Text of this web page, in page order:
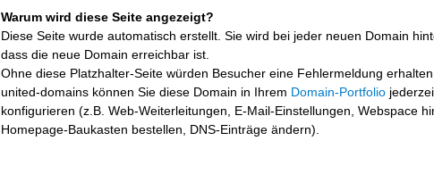
Warum wird diese Seite angezeigt?
Diese Seite wurde automatisch erstellt. Sie wird bei jeder neuen Domain
dass die neue Domain erreichbar ist.
Ohne diese Platzhalter-Seite würden Besucher eine Fehlermeldung
united-domains können Sie diese Domain in Ihrem Domain-Portfolio
konfigurieren (z.B. Web-Weiterleitungen, E-Mail-Einstellungen, Webspace
Homepage-Baukasten bestellen, DNS-Einträge ändern).